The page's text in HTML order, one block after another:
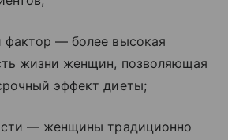
фактор — более высокая
жизни женщин, позволяющая
эффект диеты;
— женщины традиционно